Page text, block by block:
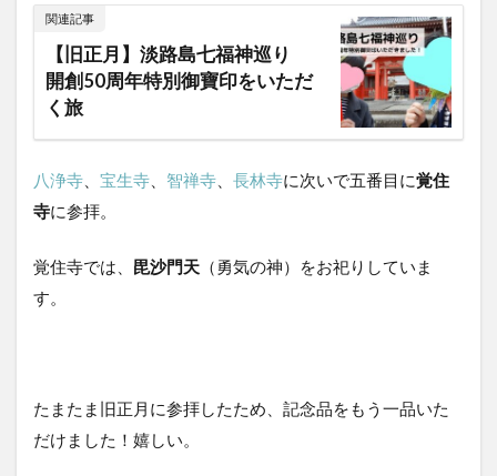
関連記事
【旧正月】淡路島七福神巡り
開創50周年特別御寶印をいただ
く旅
八浄寺 宝生寺 智禅寺 長林寺に次いで五番目に覚住
寺に参拝。
覚住寺では、 毘沙門天 （勇気の神）をお祀りしていま
す。
たまたま旧正月に参拝したため、記念品をもう一品いた
だけました！嬉しい。